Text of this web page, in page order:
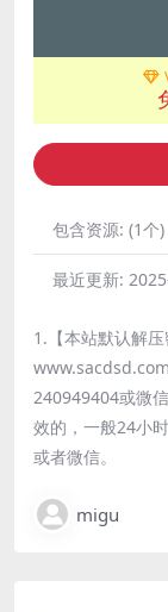
包含资源: (1个)
最近更新:
1.【本站默认解
240949404或微
效的，一般24小
或者微信。
migu